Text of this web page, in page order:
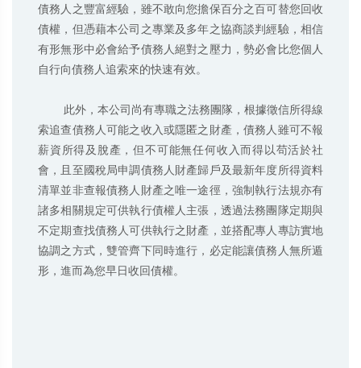
債務人之豐富經驗，雖不敢向您擔保百分之百可替您回收
債權，但憑藉本公司之專業及多年之協商談判經驗，相信
有形無形中必會給予債務人絕對之壓力，勢必會比您個人
自行向債務人追索來的快速有效。
索追查債務人可能之收入或隱匿之財產，債務人雖可不報
薪資所得及脫產，但不可能無任何收入而得以苟活於社
會，且至國稅局申調債務人財產歸戶及最新年度所得資料
清單並非查報債務人財產之唯一途徑，強制執行法規亦有
諸多相關規定可供執行債權人主張，透過法務團隊定期與
不定期查找債務人可供執行之財產，並搭配專人專訪實地
協調之方式，雙管齊下同時進行，必定能讓債務人無所遁
形，進而為您早日收回債權。